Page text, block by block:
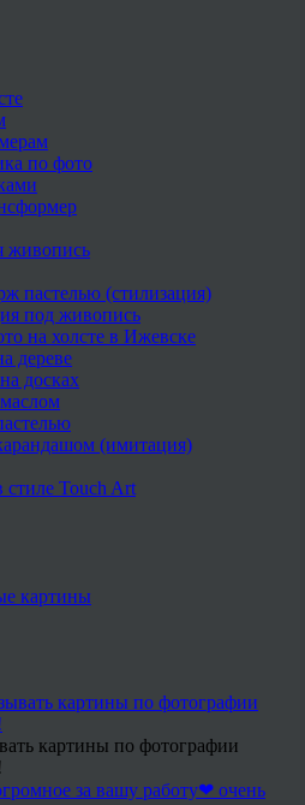
по фото
живопись
пастелью (стилизация)
под живопись
на холсте в Ижевске
дереве
досках
(имитация)
стиле Touch Art
картины
картины по фотографии